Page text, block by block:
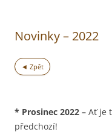
Novinky – 2022
◄ Zpět
* Prosinec 2022 – Ať je
předchozí!